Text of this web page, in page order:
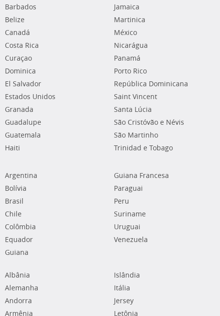
Barbados
Belize
Canadá
Costa Rica
Curaçao
Dominica
El Salvador
Estados Unidos
Granada
Guadalupe
Guatemala
Haiti
Jamaica
Martinica
México
Nicarágua
Panamá
Porto Rico
República Dominicana
Saint Vincent
Santa Lúcia
São Cristóvão e Névis
São Martinho
Trinidad e Tobago
Argentina
Bolívia
Brasil
Chile
Colômbia
Equador
Guiana
Guiana Francesa
Paraguai
Peru
Suriname
Uruguai
Venezuela
Albânia
Alemanha
Andorra
Armênia
Islândia
Itália
Jersey
Letônia